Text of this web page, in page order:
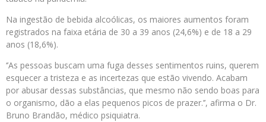
Na ingestão de bebida alcoólicas, os maiores aumentos foram
registrados na faixa etária de 30 a 39 anos (24,6%) e de 18 a 29
anos (18,6%).
‘’As pessoas buscam uma fuga desses sentimentos ruins, querem
esquecer a tristeza e as incertezas que estão vivendo. Acabam
por abusar dessas substâncias, que mesmo não sendo boas para
o organismo, dão a elas pequenos picos de prazer.’’, afirma o Dr.
Bruno Brandão, médico psiquiatra.